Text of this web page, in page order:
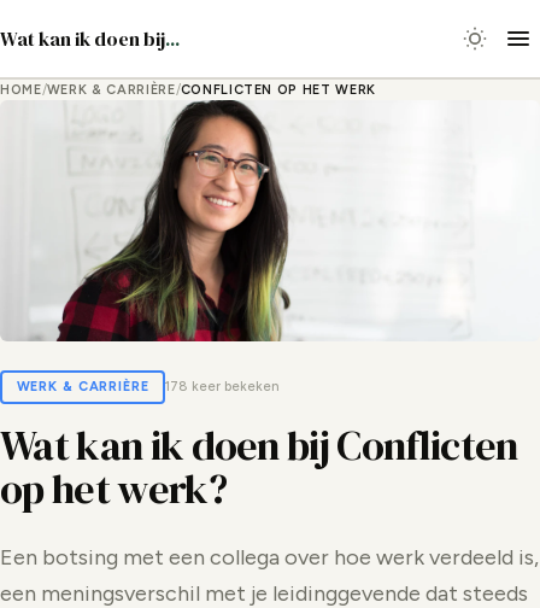
Wat kan ik doen bij...
HOME/WERK & CARRIÈRE/CONFLICTEN OP HET WERK
WERK & CARRIÈRE 178 keer bekeken
Wat kan ik doen bij Conflicten
op het werk?
Een botsing met een collega over hoe werk verdeeld is,
een meningsverschil met je leidinggevende dat steeds